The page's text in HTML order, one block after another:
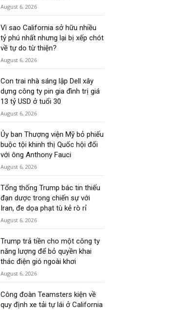
August 6, 2026
Vì sao California sở hữu nhiều
tỷ phú nhất nhưng lại bị xếp chót
về tự do từ thiện?
August 6, 2026
Con trai nhà sáng lập Dell xây
dựng công ty pin gia đình trị giá
13 tỷ USD ở tuổi 30
August 6, 2026
Ủy ban Thượng viện Mỹ bỏ phiếu
buộc tội khinh thị Quốc hội đối
với ông Anthony Fauci
August 6, 2026
Tổng thống Trump bác tin thiếu
đạn dược trong chiến sự với
Iran, đe dọa phạt tù kẻ rò rỉ
August 6, 2026
Trump trả tiền cho một công ty
năng lượng để bỏ quyền khai
thác điện gió ngoài khơi
August 6, 2026
Công đoàn Teamsters kiện về
quy định xe tải tự lái ở California